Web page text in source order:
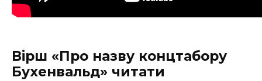
Вірш «Про назву концтабору
Бухенвальд» читати